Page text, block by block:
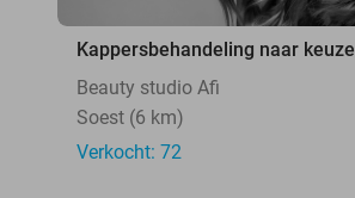
Kappersbehandeling naar keuze
Beauty studio Afi
Soest (6 km)
Verkocht: 72